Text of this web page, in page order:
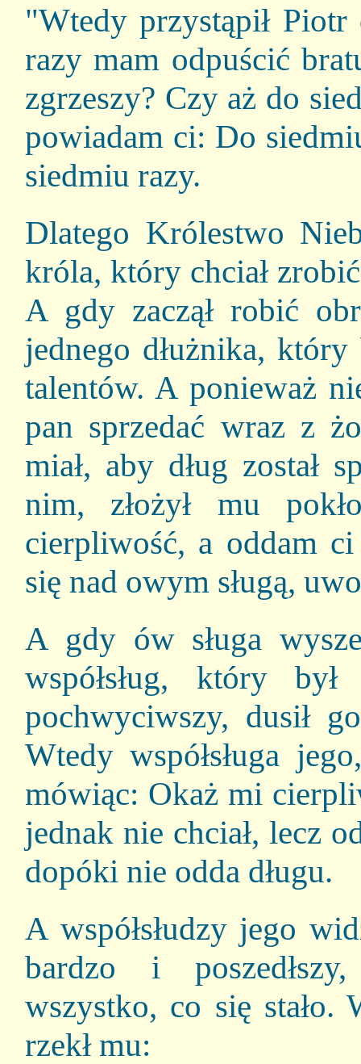
"Wtedy przystąpił
razy mam odpuścić
zgrzeszy? Czy aż do
powiadam ci: Do
siedmiu razy.
Dlatego Królestwo
króla, który chciał
A gdy zaczął robić
jednego dłużnika,
talentów. A ponieważ
pan sprzedać wraz z
miał, aby dług został
nim, złożył mu
cierpliwość, a oddam
się nad owym sługą,
A gdy ów sługa
współsług, który
pochwyciwszy, dusił
Wtedy współsługa
mówiąc: Okaż mi
jednak nie chciał, lecz
dopóki nie odda długu.
A współsłudzy jego
bardzo i
wszystko, co się stało.
rzekł mu: